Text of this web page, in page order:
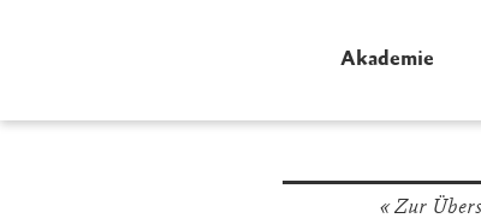
Akademie
Zur